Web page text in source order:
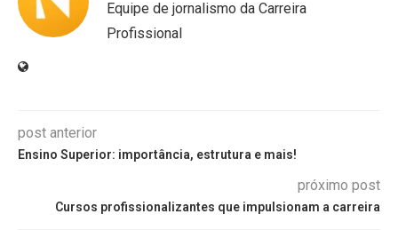
Equipe de jornalismo da Carreira
Profissional
post anterior
Ensino Superior: importância, estrutura e mais!
próximo post
Cursos profissionalizantes que impulsionam a carreira